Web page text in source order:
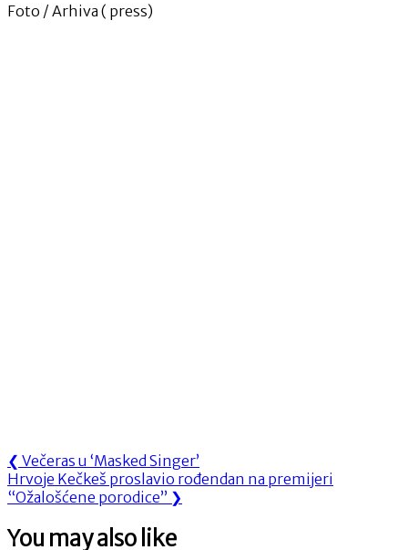
Foto / Arhiva ( press)
Navigacija
objava
❮ Previous
Post:
Večeras u ‘Masked Singer’
Next
Post:
Hrvoje Kečkeš proslavio rođendan na premijeri
“Ožalošćene porodice” ❯
You may also like